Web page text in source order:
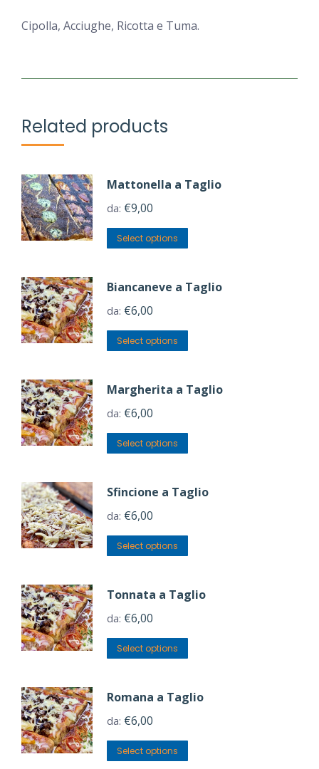
Cipolla, Acciughe, Ricotta e Tuma.
Related products
Mattonella a Taglio
da: €9,00
Select options
Biancaneve a Taglio
da: €6,00
Select options
Margherita a Taglio
da: €6,00
Select options
Sfincione a Taglio
da: €6,00
Select options
Tonnata a Taglio
da: €6,00
Select options
Romana a Taglio
da: €6,00
Select options